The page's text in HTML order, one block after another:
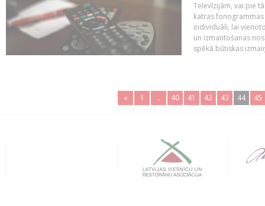
Televīzijām, vai pie
katras
individuāli, lai
un izmantošanas
spēkā būtiskas
« 1 .. 40 41 42 43 44 45